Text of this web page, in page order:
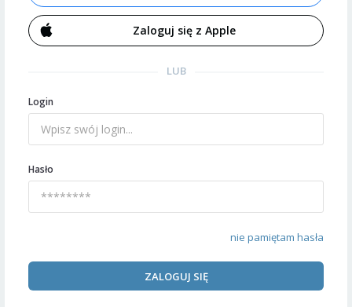
Zaloguj się z Apple
LUB
Login
Hasło
nie pamiętam hasła
ZALOGUJ SIĘ